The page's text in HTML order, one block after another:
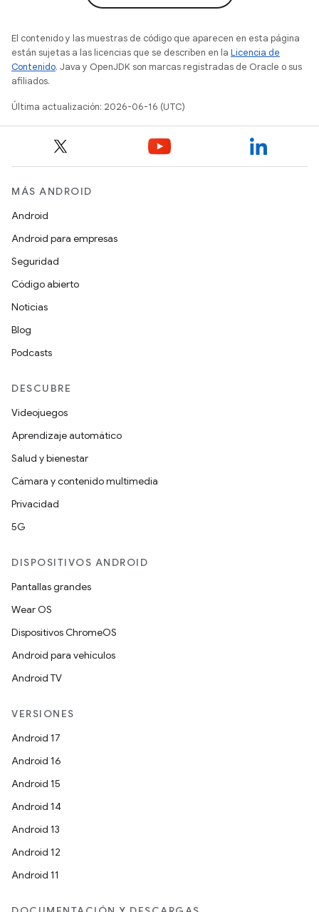
El contenido y las muestras de código que aparecen en esta página
están sujetas a las licencias que se describen en la Licencia de
Contenido. Java y OpenJDK son marcas registradas de Oracle o sus
afiliados.
Última actualización: 2026-06-16 (UTC)
MÁS ANDROID
Android
Android para empresas
Seguridad
Código abierto
Noticias
Blog
Podcasts
DESCUBRE
Videojuegos
Aprendizaje automático
Salud y bienestar
Cámara y contenido multimedia
Privacidad
5G
DISPOSITIVOS ANDROID
Pantallas grandes
Wear OS
Dispositivos ChromeOS
Android para vehículos
Android TV
VERSIONES
Android 17
Android 16
Android 15
Android 14
Android 13
Android 12
Android 11